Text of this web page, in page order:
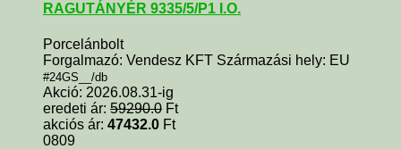
RAGUTÁNYÉR 9335/5/P1 I.O.
Porcelánbolt
Forgalmazó: Vendesz KFT Származási hely: EU
#24GS__/db
Akció: 2026.08.31-ig
eredeti ár: 59290.0 Ft
akciós ár: 47432.0 Ft
0809